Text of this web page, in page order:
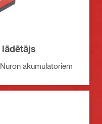
akumulatoriem